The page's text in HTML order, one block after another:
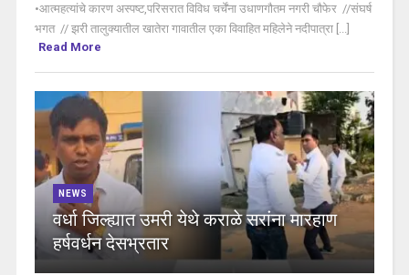
•आत्महत्यांचे कारण अस्पष्ट,परिसरात विविध चर्चेंना उधाणगौतम नगरी चौफेर //संघर्ष
भगत // झरी तालुक्यातील खातेरा गावातील एका विवाहित महिलेने नदीपात्रा [...]
Read More
NEWS
वर्धा जिल्ह्यात उमरी येथे कराळे सरांना मारहाण
हर्षवर्धन देसभ्रतार